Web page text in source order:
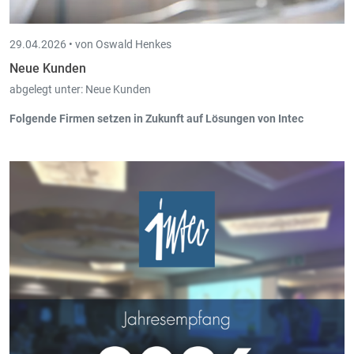
29.04.2026 • von Oswald Henkes
Neue Kunden
abgelegt unter: Neue Kunden
Folgende Firmen setzen in Zukunft auf Lösungen von Intec
JW-Consult & Management, Neu-Moresnet (Book-in, Cloud-in)
ab 04/2026
STLU Consult, Schwebsingen (Book-in, Scan-in, Board-in, Fisc-
Oh June, St.Vith (Pay-in, Cash-in, Trade-in) ab 03/2026
Simply Home Design, St.Vith (Trade-in, Scan-in, Cash-in, Pos-in)
ab 03/2026
Langer Christoph, Büllingen (DWS) ab 02/2026
SRL Avocat JF Straeten, Welkenraedt (DWS, Book-in) ab
02/2026
One Aim sàrl, Wemperhardt (DWS) ab 02/20206
Schreinerei Goffin PGmbH, Bütgenbach (DWS) ab 02/2026)